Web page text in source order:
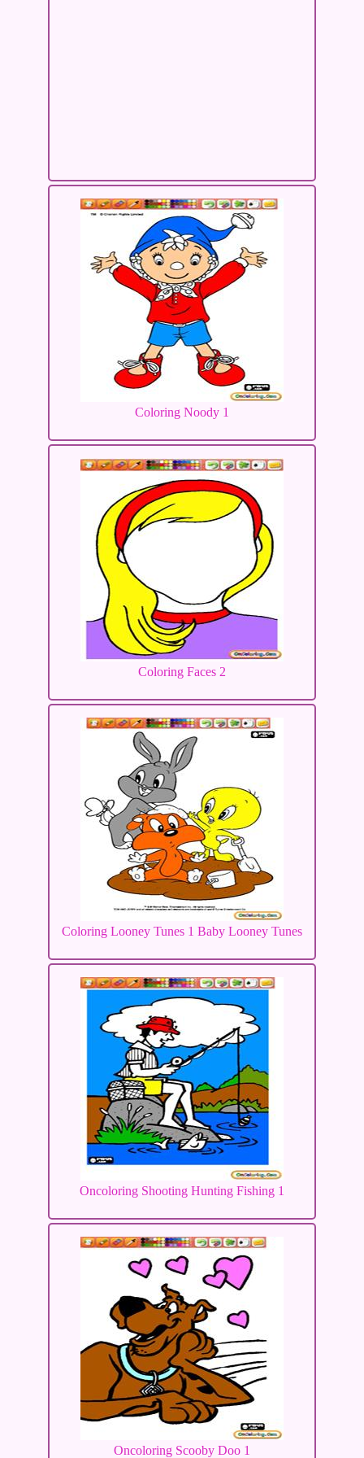
Coloring Noody 1
Coloring Faces 2
Coloring Looney Tunes 1 Baby Looney Tunes
Oncoloring Shooting Hunting Fishing 1
Oncoloring Scooby Doo 1